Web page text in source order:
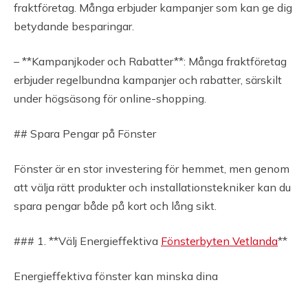
fraktföretag. Många erbjuder kampanjer som kan ge dig
betydande besparingar.
– **Kampanjkoder och Rabatter**: Många fraktföretag
erbjuder regelbundna kampanjer och rabatter, särskilt
under högsäsong för online-shopping.
## Spara Pengar på Fönster
Fönster är en stor investering för hemmet, men genom
att välja rätt produkter och installationstekniker kan du
spara pengar både på kort och lång sikt.
### 1. **Välj Energieffektiva Fönsterbyten Vetlanda**
Energieffektiva fönster kan minska dina